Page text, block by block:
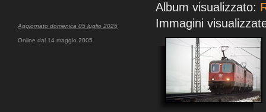
Aggiornato domenica 05 luglio 2026
Online dal 14 maggio 2005
Album visualizzato:
Immagini